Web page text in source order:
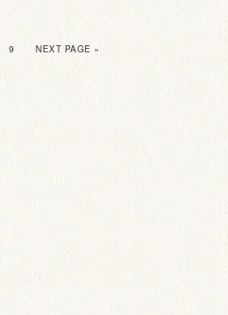
9 NEXT PAGE »